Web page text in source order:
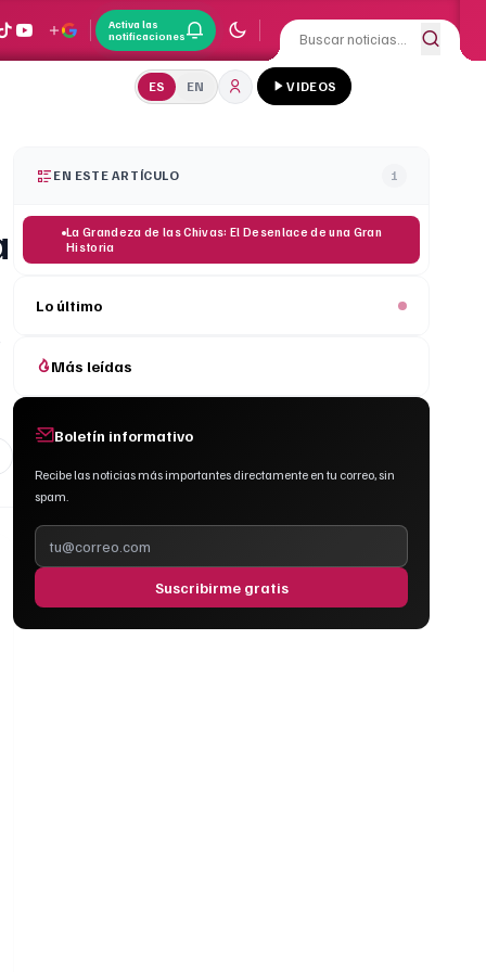
Activa las
notificaciones
ES EN VIDEOS
EN ESTE ARTÍCULO 1
La Grandeza de las Chivas: El Desenlace de una Gran
Historia
Lo último
Más leídas
Boletín informativo
Recibe las noticias más importantes directamente en tu correo, sin
spam.
Suscribirme gratis